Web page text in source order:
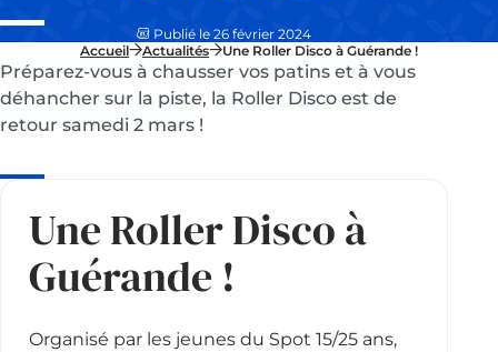
Publié le 26 février 2024
Accueil Actualités Une Roller Disco à Guérande !
Préparez-vous à chausser vos patins et à vous
déhancher sur la piste, la Roller Disco est de
retour samedi 2 mars !
Une Roller Disco à
Guérande !
Organisé par les jeunes du Spot 15/25 ans,